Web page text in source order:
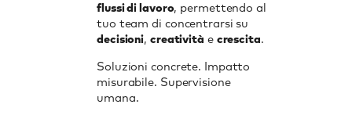
flussi di lavoro, permettendo al
tuo team di concentrarsi su
decisioni, creatività e crescita.
Soluzioni concrete. Impatto
misurabile. Supervisione
umana.